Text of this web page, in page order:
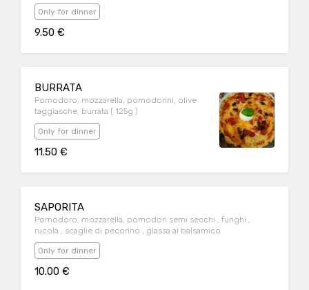
Only for dinner
9.50 €
BURRATA
Pomodoro, mozzarella, pomodorini, olive
taggiasche, burrata ( 125g )
Only for dinner
11.50 €
SAPORITA
Pomodoro, mozzarella, pomodori semi secchi , funghi ,
rucola , scaglie di pecorino , glassa al balsamico
Only for dinner
10.00 €